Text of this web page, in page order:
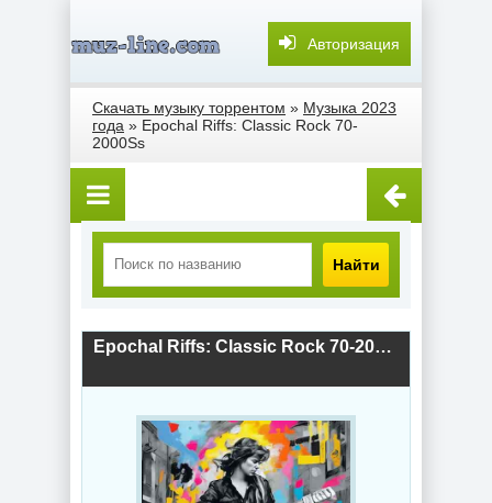
Авторизация
Скачать музыку торрентом » Музыка 2023
года » Epochal Riffs: Classic Rock 70-
2000Ss
Найти
Epochal Riffs: Classic Rock 70-2000Ss (2023) скачать торрент